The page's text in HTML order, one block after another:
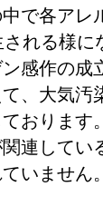
で各アレ
れる様に
感作の成
、大気汚
おります
連してい
いません。